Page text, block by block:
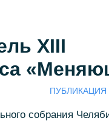
XIII
ПУБЛИКАЦИЯ
собрания